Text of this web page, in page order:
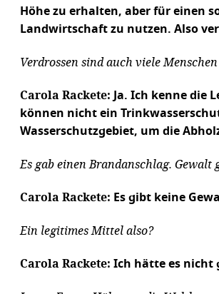
Höhe zu erhalten, aber für einen
Landwirtschaft zu nutzen. Also
Verdrossen sind auch viele
Carola Rackete:
Ja. Ich kenne die
können nicht ein
Wasserschutzgebiet, um die
Es gab einen Brandanschlag. Gewalt
Carola Rackete: Es gibt keine
Ein legitimes Mittel also?
Carola Rackete: Ich hätte es nicht